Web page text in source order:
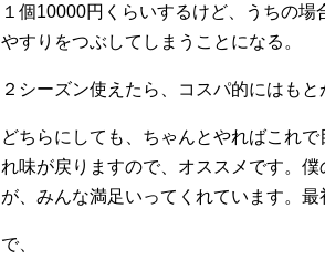
１個10000円くらいするけど、うちの
やすりをつぶしてしまうことになる。
２シーズン使えたら、コスパ的にはもと
どちらにしても、ちゃんとやればこれ
れ味が戻りますので、オススメです。
が、みんな満足いってくれています。
で、